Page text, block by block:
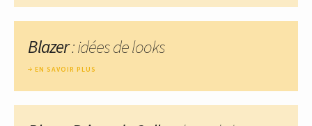
Blazer: idées de looks
EN SAVOIR PLUS